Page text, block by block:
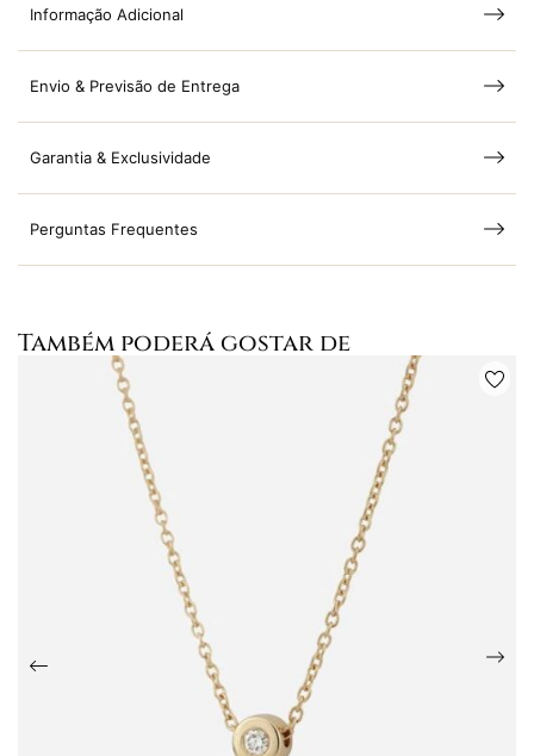
Informação Adicional
Envio & Previsão de Entrega
Garantia & Exclusividade
Perguntas Frequentes
Também poderá gostar de